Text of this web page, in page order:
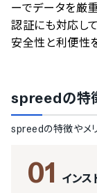
ーでデータを厳
認証にも対応し
安全性と利便性
spreedの特
spreedの特徴やメ
01 インス